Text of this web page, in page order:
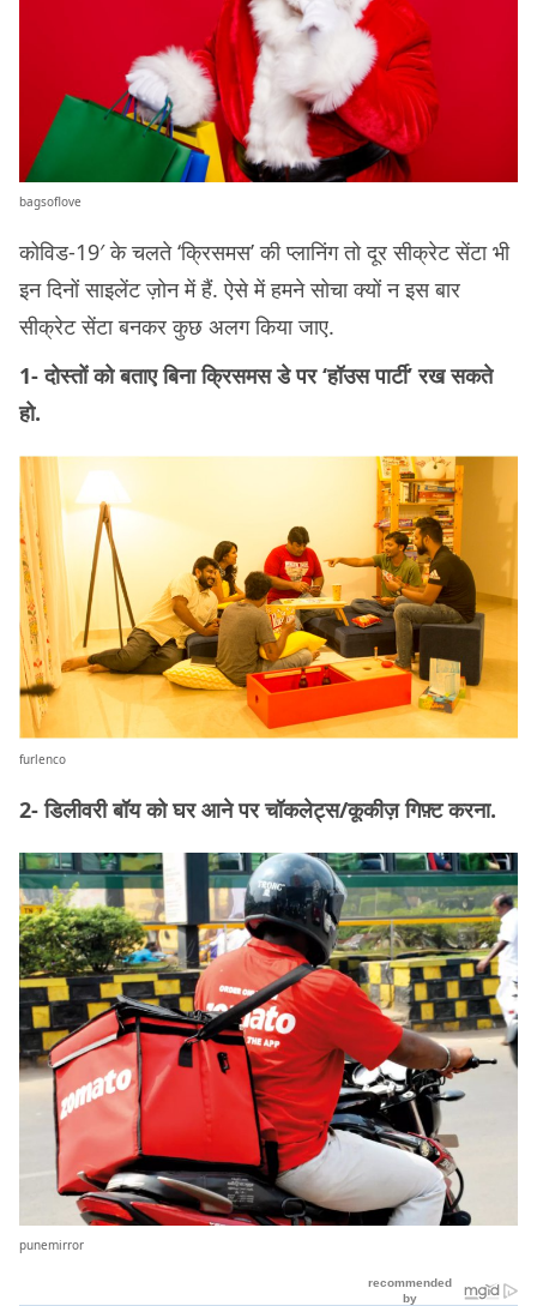
bagsoflove
कोविड-19′ के चलते ‘क्रिसमस’ की प्लानिंग तो दूर सीक्रेट सेंटा भी
इन दिनों साइलेंट ज़ोन में हैं. ऐसे में हमने सोचा क्यों न इस बार
सीक्रेट सेंटा बनकर कुछ अलग किया जाए.
1- दोस्तों को बताए बिना क्रिसमस डे पर ‘हॉउस पार्टी’ रख सकते
हो.
furlenco
2- डिलीवरी बॉय को घर आने पर चॉकलेट्स/कूकीज़ गिफ़्ट करना.
punemirror